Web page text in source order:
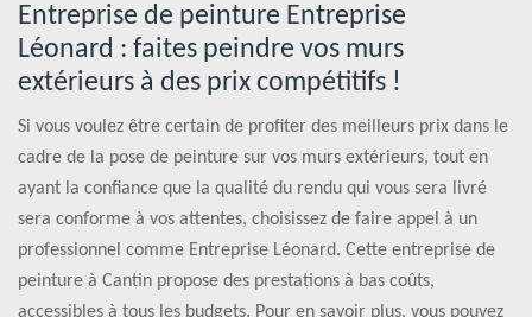
Entreprise de peinture Entreprise
Léonard : faites peindre vos murs
extérieurs à des prix compétitifs !
Si vous voulez être certain de profiter des meilleurs prix dans le
cadre de la pose de peinture sur vos murs extérieurs, tout en
ayant la confiance que la qualité du rendu qui vous sera livré
sera conforme à vos attentes, choisissez de faire appel à un
professionnel comme Entreprise Léonard. Cette entreprise de
peinture à Cantin propose des prestations à bas coûts,
accessibles à tous les budgets. Pour en savoir plus, vous pouvez